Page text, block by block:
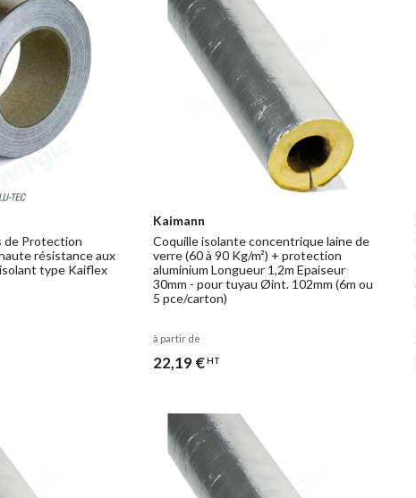
de Protection
résistance aux
type Kaiflex
Kaimann
Coquille isolante concentrique laine de
verre (60 à 90 Kg/m²) + protection
aluminium Longueur 1,2m Epaiseur
30mm - pour tuyau Øint. 102mm (6m ou
5 pce/carton)
à partir de
22,19 €HT